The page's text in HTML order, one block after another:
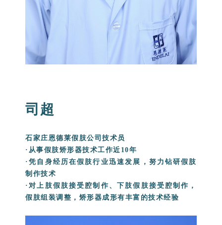
司超
石家庄恩德莱假肢公司技术员
·从事假肢矫形器技术工作近10年
·凭自身经历在假肢行业迅速发展，努力钻研假肢
制作技术
·对上肢假肢接受腔制作、下肢假肢接受腔制作，
假肢组装调整，矫形器成形有丰富的技术经验